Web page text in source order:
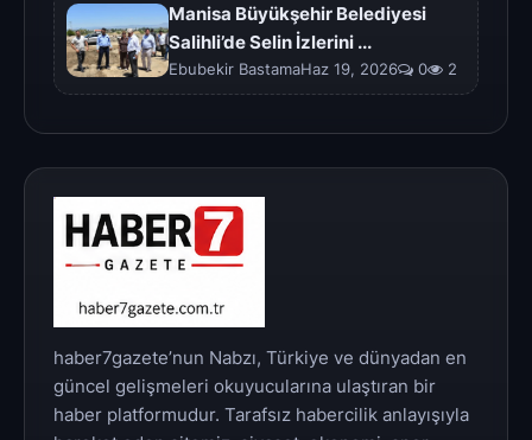
Manisa Büyükşehir Belediyesi
Salihli’de Selin İzlerini ...
Ebubekir BastamaHaz 19, 2026 0 2
haber7gazete’nun Nabzı, Türkiye ve dünyadan en
güncel gelişmeleri okuyucularına ulaştıran bir
haber platformudur. Tarafsız habercilik anlayışıyla